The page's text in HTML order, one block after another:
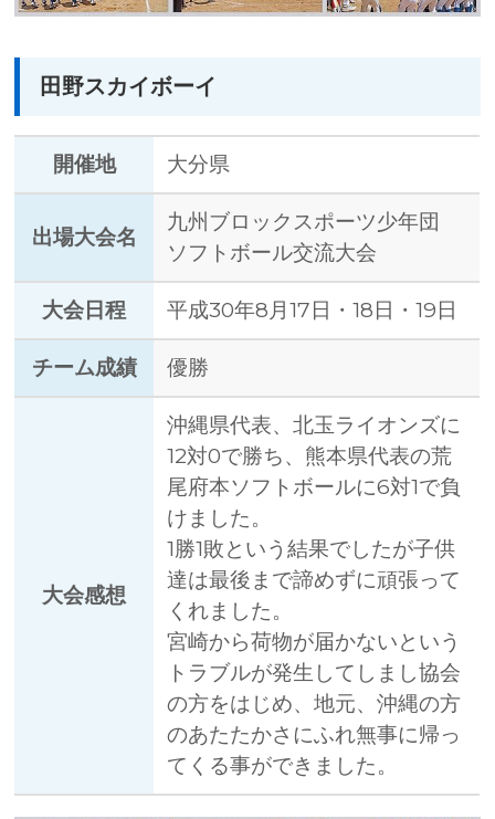
田野スカイボーイ
開催地 大分県
出場大会名
九州ブロックスポーツ少年団
ソフトボール交流大会
大会日程 平成30年8月17日・18日・19日
チーム成績 優勝
大会感想
沖縄県代表、北玉ライオンズに
12対0で勝ち、熊本県代表の荒
尾府本ソフトボールに6対1で負
けました。
1勝1敗という結果でしたが子供
達は最後まで諦めずに頑張って
くれました。
宮崎から荷物が届かないという
トラブルが発生してしまし協会
の方をはじめ、地元、沖縄の方
のあたたかさにふれ無事に帰っ
てくる事ができました。